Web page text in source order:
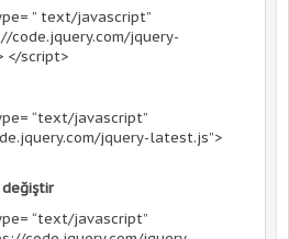
” text/javascript”
code.jquery.com/jquery-
</script>
“text/javascript”
jquery-latest.js”>
“text/javascript”